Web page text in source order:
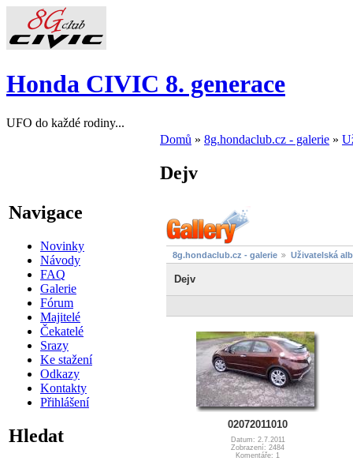
Honda CIVIC 8. generace
UFO do každé rodiny...
Navigace
Novinky
Návody
FAQ
Galerie
Fórum
Majitelé
Čekatelé
Srazy
Ke stažení
Odkazy
Kontakty
Přihlášení
Hledat
Domů » 8g.hondaclub.cz - galerie »
Dejv
8g.hondaclub.cz - galerie Uživatelská
Dejv
02072011010
Datum: 2.7.2011
Zobrazení: 2484
Komentáře: 1